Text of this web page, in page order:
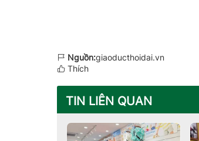
Nguồn:giaoducthoidai.vn
Thích
TIN LIÊN QUAN